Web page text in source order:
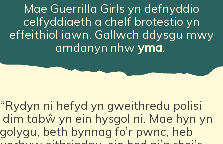
Mae Guerrilla Girls yn defnyddio
celfyddiaeth a chelf brotestio yn
effeithiol iawn. Gallwch ddysgu mwy
amdanyn nhw yma.
“Rydyn ni hefyd yn gweithredu polisi
dim tabŵ yn ein hysgol ni. Mae hyn yn
golygu, beth bynnag fo’r pwnc, heb